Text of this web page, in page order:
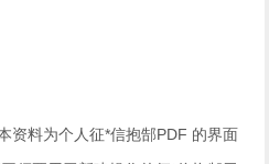
资料为个人征*信抱郜PDF 的界面